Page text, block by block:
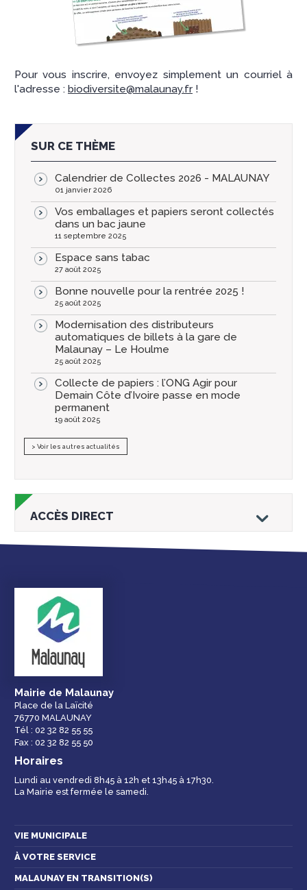
Pour vous inscrire, envoyez simplement un courriel à
l'adresse : biodiversite@malaunay.fr !
SUR CE THÈME
Calendrier de Collectes 2026 - MALAUNAY
01 janvier 2026
Vos emballages et papiers seront collectés
dans un bac jaune
11 septembre 2025
Espace sans tabac
27 août 2025
Bonne nouvelle pour la rentrée 2025 !
25 août 2025
Modernisation des distributeurs
automatiques de billets à la gare de
Malaunay – Le Houlme
25 août 2025
Collecte de papiers : l’ONG Agir pour
Demain Côte d’Ivoire passe en mode
permanent
19 août 2025
> Voir les autres actualités
ACCÈS DIRECT
Droits et
démarches
Espace famille
Mairie de Malaunay
Place de la Laïcité
76770 MALAUNAY
Tél : 02 32 82 55 55
Fax : 02 32 82 55 50
Horaires
Lundi au vendredi 8h45 à 12h et 13h45 à 17h30.
La Mairie est fermée le samedi.
VIE MUNICIPALE
À VOTRE SERVICE
MALAUNAY EN TRANSITION(S)